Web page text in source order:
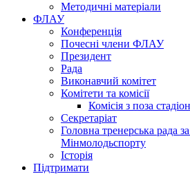
Методичні матеріали
ФЛАУ
Конференція
Почесні члени ФЛАУ
Президент
Рада
Виконавчий комітет
Комітети та комісії
Комісія з поза
Секретаріат
Головна тренерська рада
Мінмолодьспорту
Історія
Підтримати